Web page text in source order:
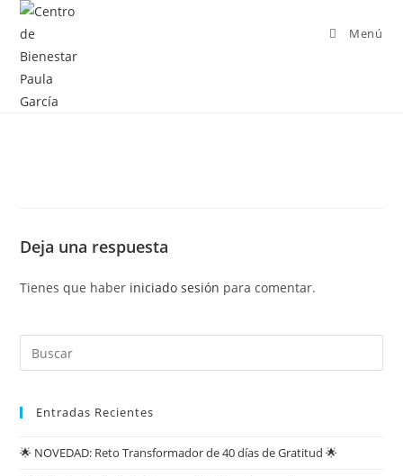
Menú
Deja una respuesta
Tienes que haber iniciado sesión para comentar.
Entradas Recientes
🌟 NOVEDAD: Reto Transformador de 40 días de Gratitud 🌟